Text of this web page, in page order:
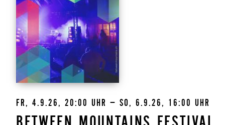
FR, 4.9.26, 20:00 UHR – SO, 6.9.26, 16:00 UHR